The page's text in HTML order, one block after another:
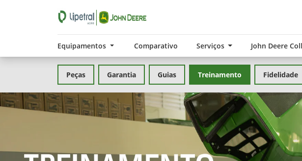
Equipamentos Comparativo Serviços John Deere
Peças Garantia Guias Treinamento Fidelidade